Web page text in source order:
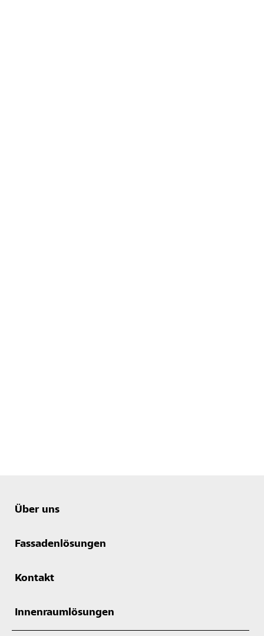
Über uns
Fassadenlösungen
Kontakt
Innenraumlösungen